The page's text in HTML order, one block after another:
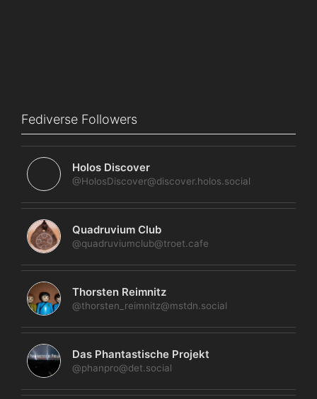
Fediverse Followers
Holos Discover
@HolosDiscover@discover.holos.social
Quadruvium Club
@quadruviumclub@troet.cafe
Thorsten Reimnitz
@thorsten_reimnitz@mstdn.social
Das Phantastische Projekt
@phanpro@det.social